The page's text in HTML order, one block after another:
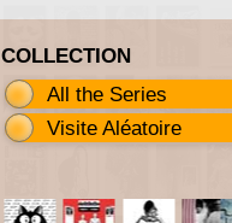
COLLECTION
All the Series
Visite Aléatoire